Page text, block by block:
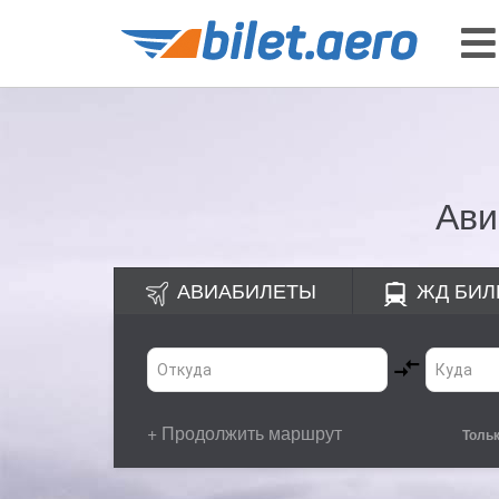
АВИАБИЛЕТЫ ЖД
+ Продолжить маршрут